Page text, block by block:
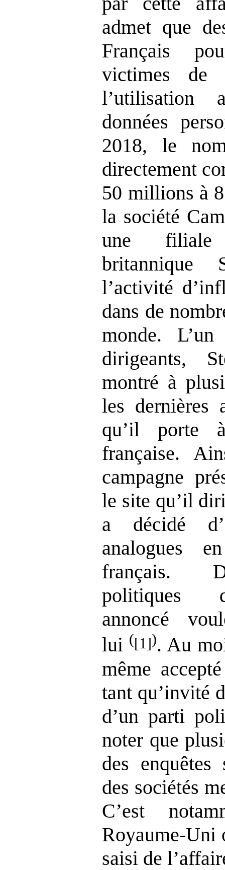
admet que
Français
victimes
l’utilisation
données
2018, le
directement
50 millions à
la société
une filiale
britannique
l’activité
dans de
monde.
dirigeants,
montré à
les dernières
qu’il porte
française.
campagne
le site qu’il
a décidé
analogues
français.
politiques
annoncé
lui ([1]). Au
même
tant qu’invité
d’un parti
noter que
des enquêtes
des sociétés
C’est
Royaume‑Uni
saisi de